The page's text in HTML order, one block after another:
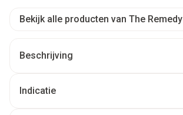
Bekijk alle producten van The Remedy
Beschrijving
Indicatie